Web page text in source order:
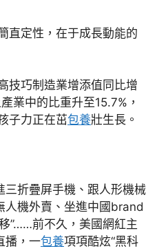
直定性，在于成長動能的
技巧制造業增添值同比增
業中的比重升至15.7%，
子力正在茁包養壯生長。
三折疊屏手機、跟人形機械
人機外賣、坐進中國brand
”……前不久，美國網紅主
播，一包養項項酷炫“黑科